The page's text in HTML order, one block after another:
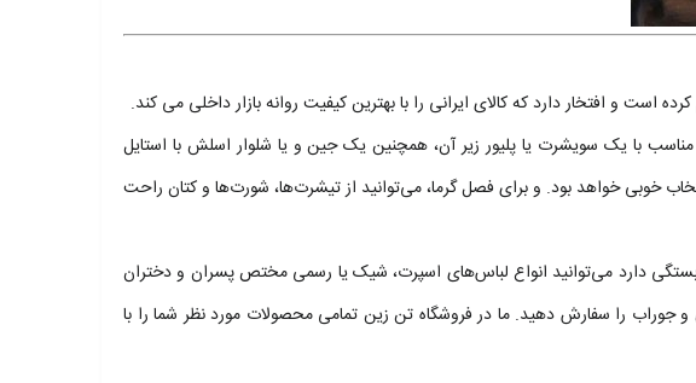
و افتخار دارد که کالای ایرانی را با بهترین کیفیت روانه بازار داخلی می کند.
با یک سویشرت یا پلیور زیر آن، همچنین یک جین و یا شلوار اسلش با استایل
خوبی خواهد بود. و برای فصل گرما، می‌توانید از تیشرت‌ها، شورت‌ها و کتان راحت
بستگی دارد می‌توانید انواع لباس‌های اسپرت، شیک یا رسمی مختص پسران و دختران
و جوراب را سفارش دهید. ما در فروشگاه تن زین تمامی محصولات مورد نظر شما را با